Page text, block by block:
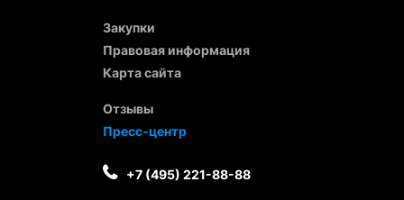
Закупки
Правовая информация
Карта сайта
Отзывы
Пресс-центр
+7 (495) 221-88-88